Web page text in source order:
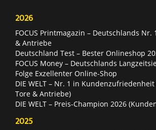
2026
FOCUS Printmagazin – Deutschlands Nr.
& Antriebe
Deutschland Test – Bester Onlineshop
FOCUS Money – Deutschlands
Folge Exzellenter Online-Shop
DIE WELT – Nr. 1 in
Tore & Antriebe)
DIE WELT – Preis-Champion 2026
2025